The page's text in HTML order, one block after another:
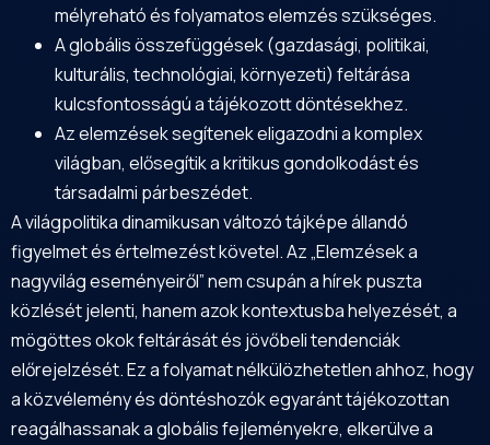
mélyreható és folyamatos elemzés szükséges.
A globális összefüggések (gazdasági, politikai,
kulturális, technológiai, környezeti) feltárása
kulcsfontosságú a tájékozott döntésekhez.
Az elemzések segítenek eligazodni a komplex
világban, elősegítik a kritikus gondolkodást és
társadalmi párbeszédet.
A világpolitika dinamikusan változó tájképe állandó
figyelmet és értelmezést követel. Az „Elemzések a
nagyvilág eseményeiről” nem csupán a hírek puszta
közlését jelenti, hanem azok kontextusba helyezését, a
mögöttes okok feltárását és jövőbeli tendenciák
előrejelzését. Ez a folyamat nélkülözhetetlen ahhoz, hogy
a közvélemény és döntéshozók egyaránt tájékozottan
reagálhassanak a globális fejleményekre, elkerülve a